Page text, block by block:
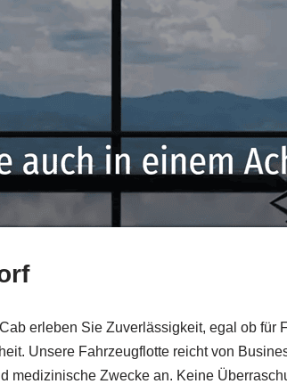
erleben Sie Zuverlässigkeit, egal ob für
Unsere Fahrzeugflotte reicht von
medizinische Zwecke an. Keine